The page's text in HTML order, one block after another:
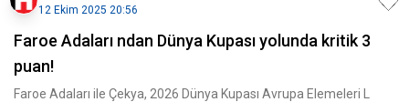
12 Ekim 2025 20:56
Faroe Adaları ndan Dünya Kupası yolunda kritik 3
puan!
Faroe Adaları ile Çekya, 2026 Dünya Kupası Avrupa Elemeleri L